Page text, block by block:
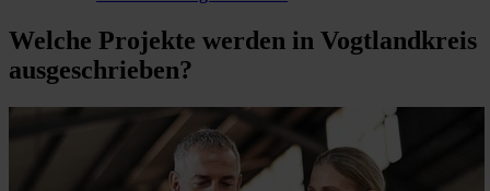
Welche Projekte werden in Vogtlandkreis
ausgeschrieben?